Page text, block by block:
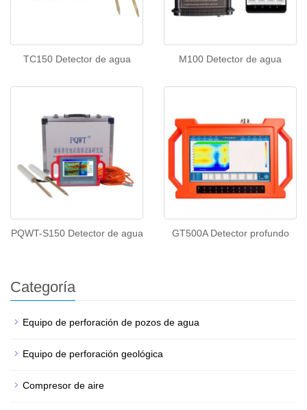
TC150 Detector de agua M100 Detector de agua
PQWT-S150 Detector de agua GT500A Detector profundo
Categoría
Equipo de perforación de pozos de agua
Equipo de perforación geológica
Compresor de aire